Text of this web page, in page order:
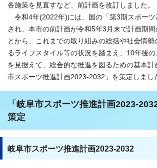
各施策を見直すなど、前計画を改訂しました。
令和4年(2022年)には、国の「第3期スポーツ
され、本市の前計画が令和5年3月末で計画期間
とから、これまでの取り組みの総括や社会情勢
るライフスタイル等の状況を踏まえ、10年後
を見据えて、総合的な推進を図るための基本
市スポーツ推進計画2023-2032」を策定しまし
「岐阜市スポーツ推進計画2023-
策定
岐阜市スポーツ推進計画2023-2032